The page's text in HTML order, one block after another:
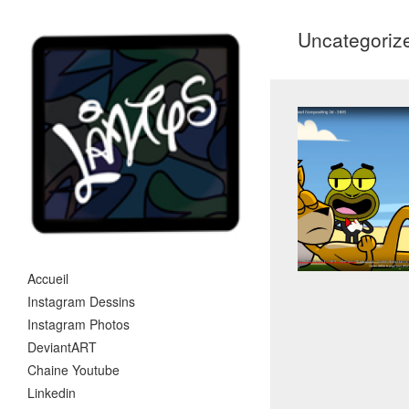
Accueil
Instagram Dessins
Instagram Photos
DeviantART
Chaine Youtube
Linkedin